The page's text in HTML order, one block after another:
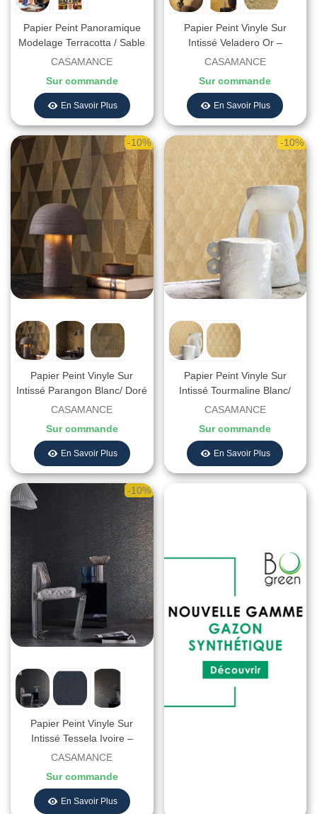
Papier Peint Panoramique
Modelage Terracotta / Sable
– L’Atelier De Casamance -
CM
CASAMANCE
Sur commande
En Savoir Plus
Papier Peint Vinyle Sur
Intissé Veladero Or –
Textures Métalliques De
CASAMANCE
Sur commande
En Savoir Plus
-10%
Papier Peint Vinyle Sur
Intissé Parangon Blanc/ Doré
– Textures Métalliques De
CASAMANCE
Sur commande
En Savoir Plus
-10%
Papier Peint Vinyle Sur
Intissé Tourmaline Blanc/
Doré – Textures Métalliques
75781324
CASAMANCE
Sur commande
En Savoir Plus
-10%
Papier Peint Vinyle Sur
Intissé Tessela Ivoire –
Textures Métalliques De
B75042660
CASAMANCE
Sur commande
En Savoir Plus